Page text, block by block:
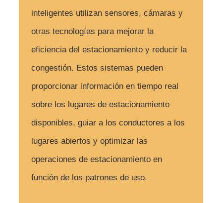
inteligentes utilizan sensores, cámaras y
otras tecnologías para mejorar la
eficiencia del estacionamiento y reducir la
congestión. Estos sistemas pueden
proporcionar información en tiempo real
sobre los lugares de estacionamiento
disponibles, guiar a los conductores a los
lugares abiertos y optimizar las
operaciones de estacionamiento en
función de los patrones de uso.